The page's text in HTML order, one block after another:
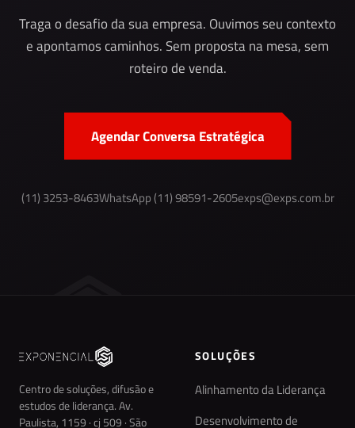
Traga o desafio da sua empresa. Ouvimos seu contexto
e apontamos caminhos. Sem proposta na mesa, sem
roteiro de venda.
Agendar Conversa Estratégica
(11) 3253-8463WhatsApp (11) 98591-2605exps@exps.com.br
Centro de soluções, difusão e
estudos de liderança. Av.
Paulista, 1159 · cj 509 · São
SOLUÇÕES
Alinhamento da Liderança
Desenvolvimento de